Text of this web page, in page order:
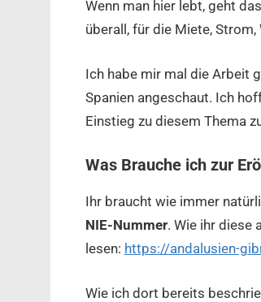
Wenn man hier lebt, geht
überall, für die Miete, Strom,
Ich habe mir mal die Arbeit
Spanien angeschaut. Ich
Einstieg zu diesem Thema
Was Brauche ich zur
Ihr braucht wie immer
NIE-Nummer. Wie ihr diese
lesen: https://andalusien-
Wie ich dort bereits